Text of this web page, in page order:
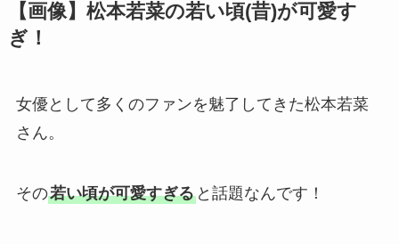
【画像】松本若菜の若い頃(昔)が可愛す
ぎ！
女優として多くのファンを魅了してきた松本若菜
さん。
その若い頃が可愛すぎると話題なんです！